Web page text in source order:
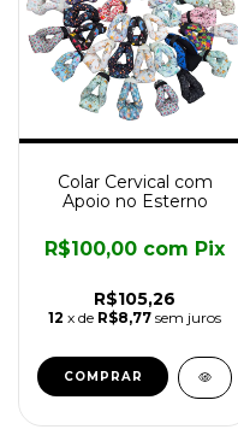
Colar Cervical com
Apoio no Esterno
R$105,26
R$100,00 com Pix
12 x de R$8,77 sem juros
COMPRAR